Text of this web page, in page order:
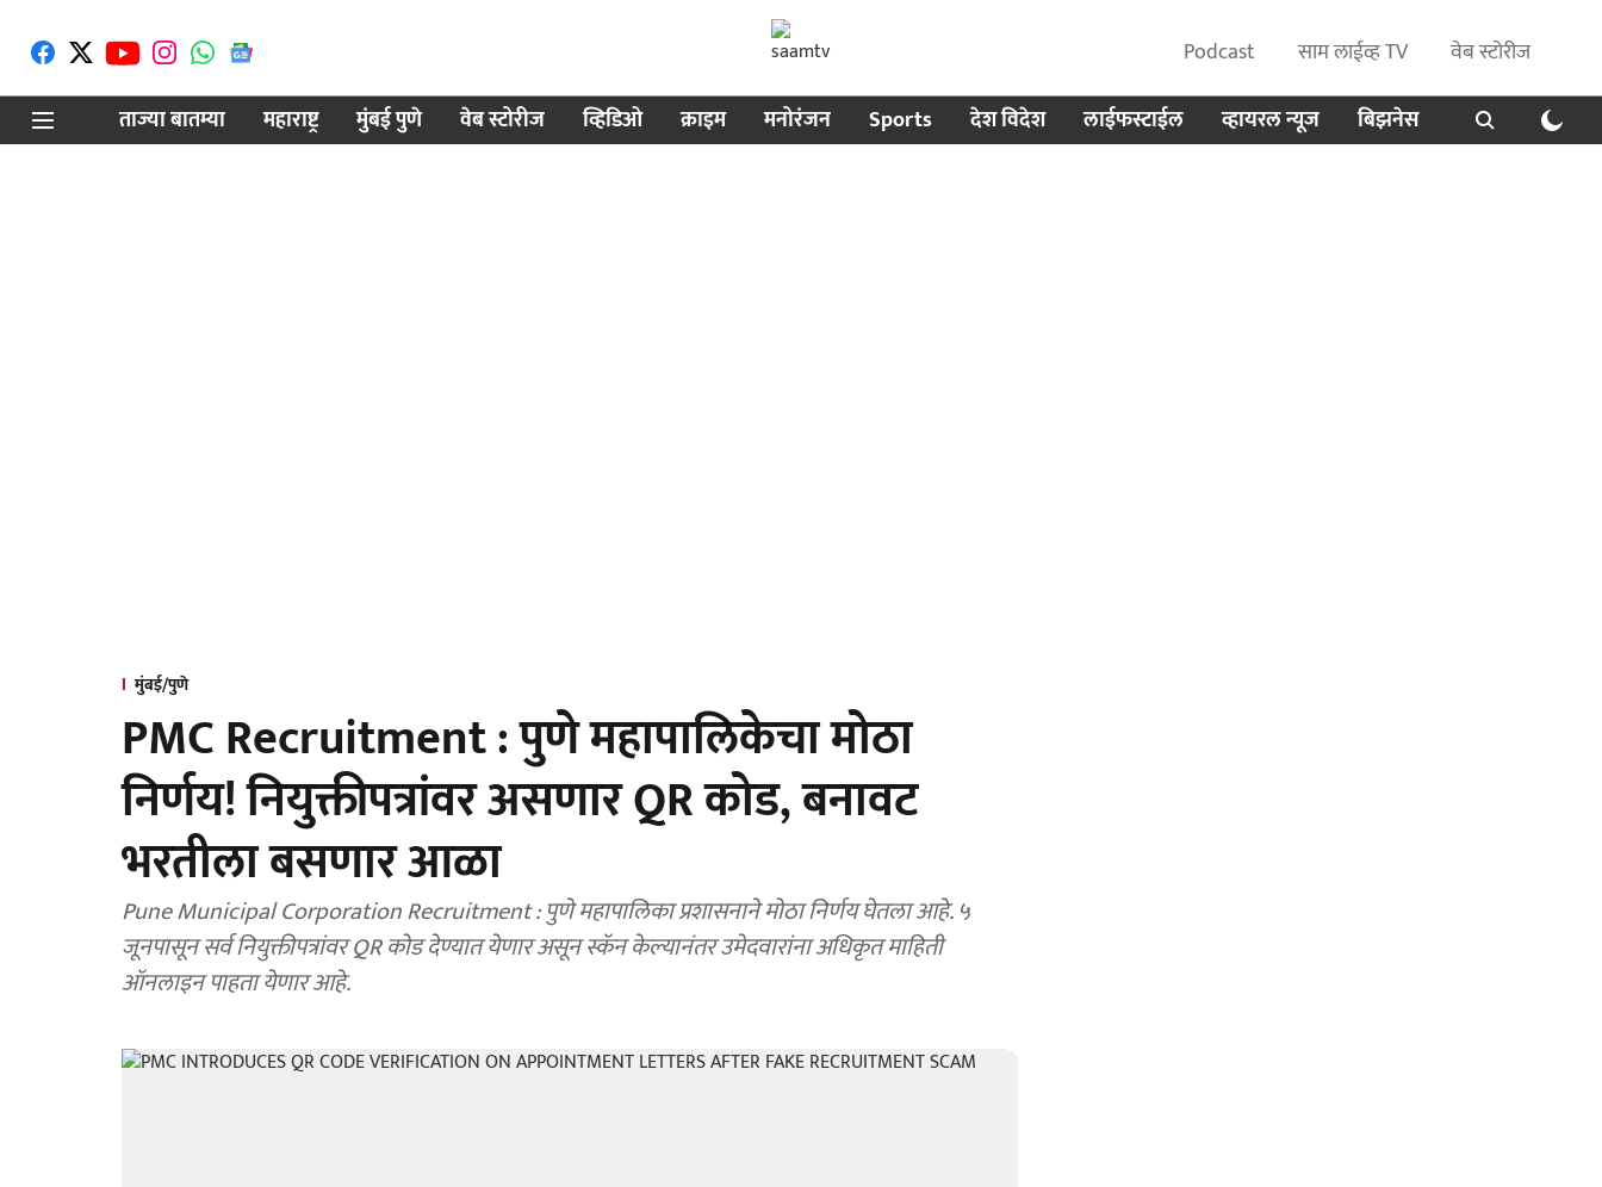
Podcast साम लाईव्ह TV
वेब स्टोरीज
ताज्या बातम्या
महाराष्ट्र मुंबई पुणे वेब स्टोरीज व्हिडिओ क्राइम मनोरंजन Sports देश विदेश लाईफस्टाईल व्हायरल न्यूज बिझनेस
मुंबई/पुणे
PMC Recruitment : पुणे महापालिकेचा मोठा
निर्णय! नियुक्तीपत्रांवर असणार QR कोड, बनावट
भरतीला बसणार आळा
Pune Municipal Corporation Recruitment : पुणे महापालिका प्रशासनाने मोठा निर्णय घेतला आहे. ५
जूनपासून सर्व नियुक्तीपत्रांवर QR कोड देण्यात येणार असून स्कॅन केल्यानंतर उमेदवारांना अधिकृत माहिती
ऑनलाइन पाहता येणार आहे.